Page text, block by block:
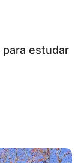
para estudar